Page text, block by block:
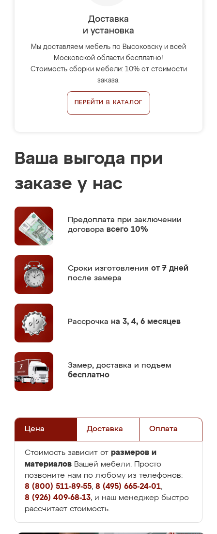
Доставка
и установка
Мы доставляем мебель по Высоковску и всей
Московской области бесплатно!
Стоимость сборки мебели: 10% от стоимости
заказа.
ПЕРЕЙТИ В КАТАЛОГ
Ваша выгода при
заказе у нас
Предоплата при заключении
договора всего 10%
Сроки изготовления от 7 дней
после замера
Рассрочка на 3, 4, 6 месяцев
Замер, доставка и подъем
бесплатно
Цена Доставка Оплата
Стоимость зависит от размеров и
материалов Вашей мебели. Просто
позвоните нам по любому из телефонов:
8 (800) 511-89-55, 8 (495) 665-24-01,
8 (926) 409-68-13, и наш менеджер быстро
рассчитает стоимость.